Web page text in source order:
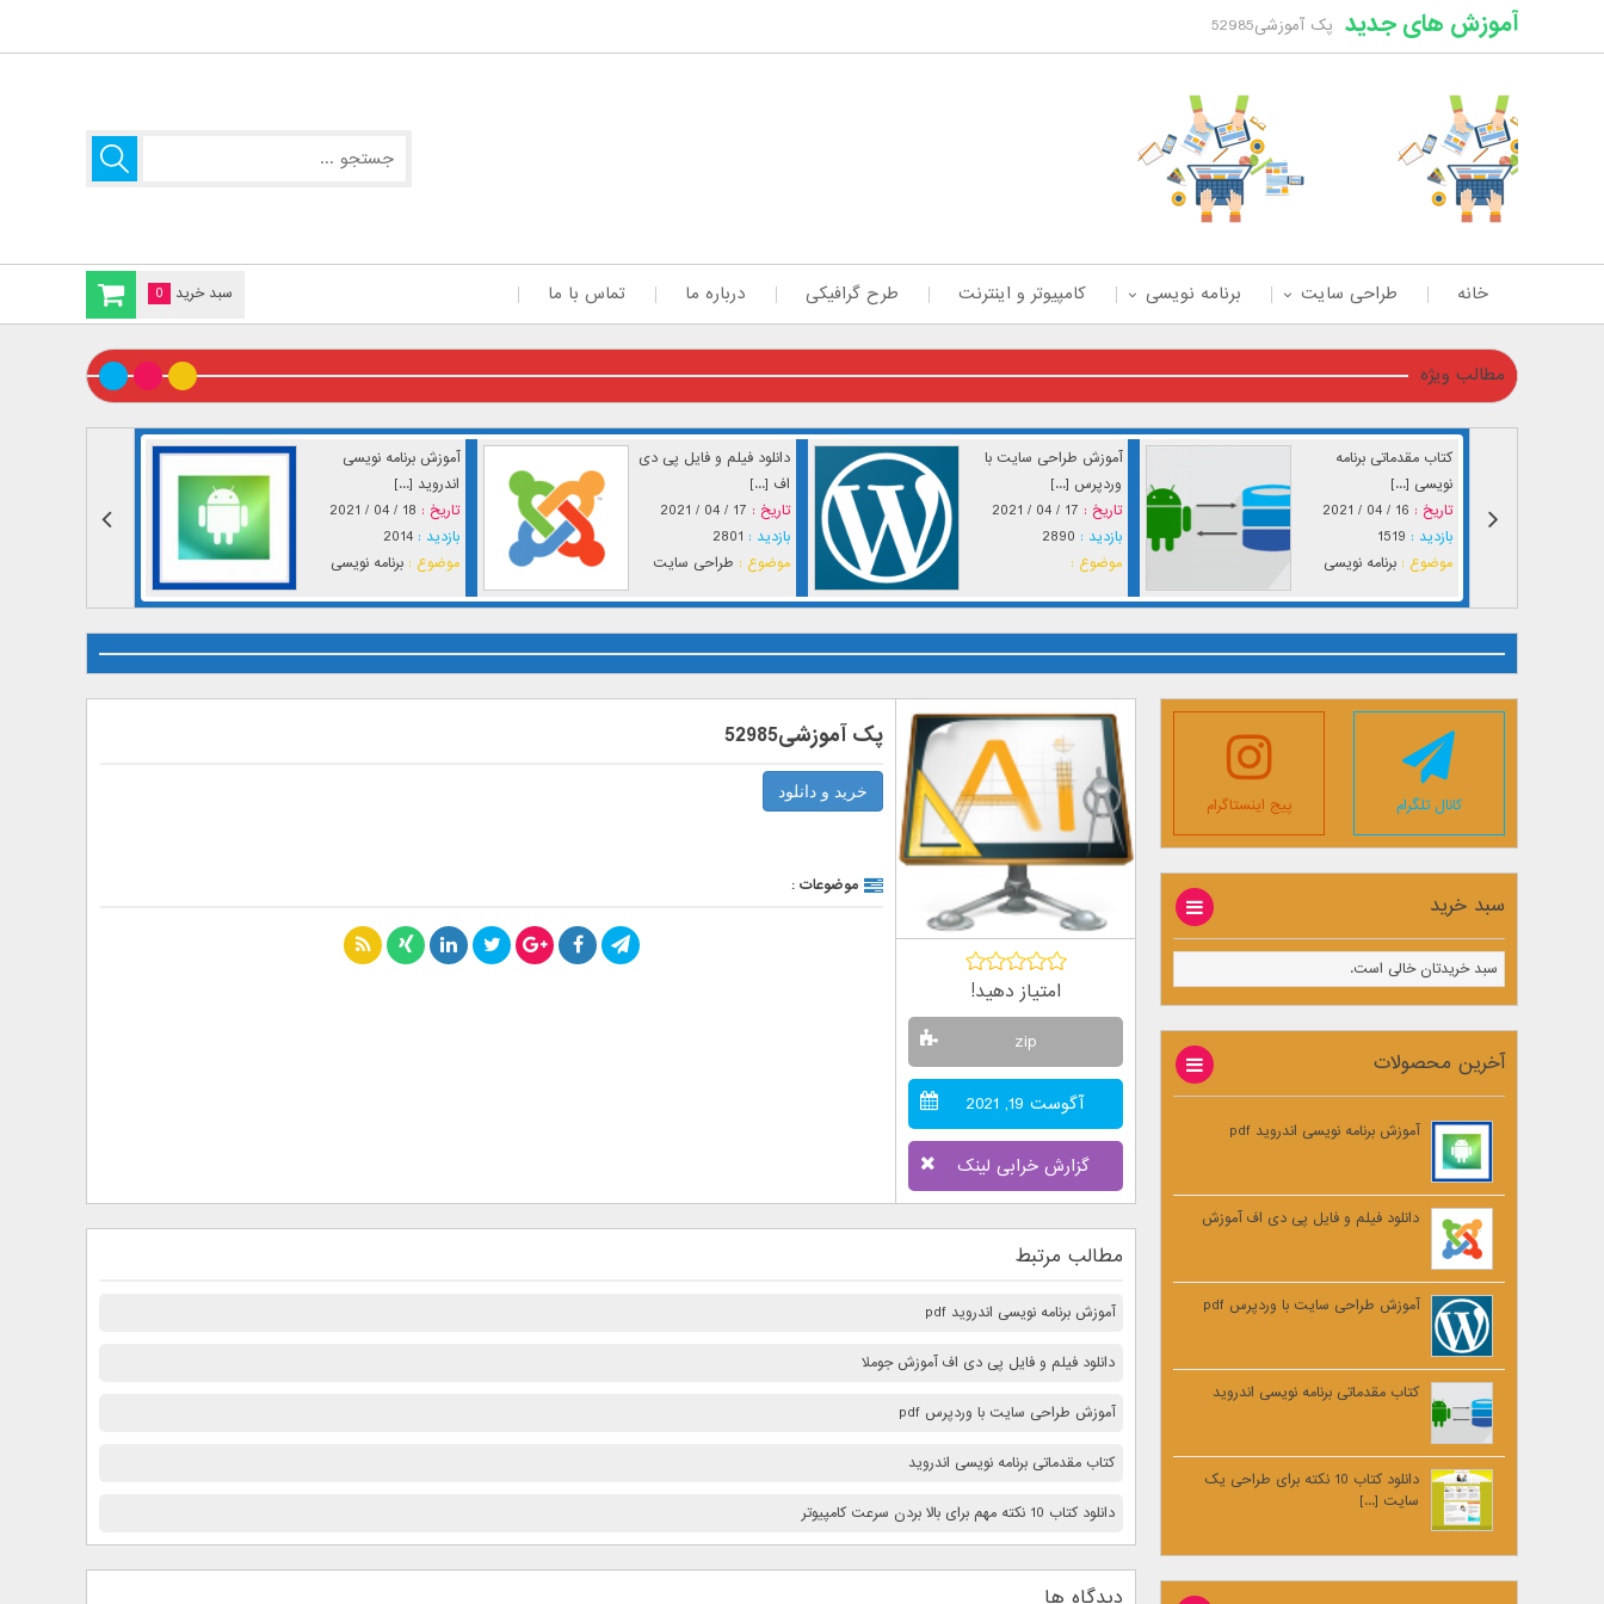
آموزش های جدید پک آموزشی52985
سبد خرید 0 خانه طراحی سایت برنامه نویسی کامپیوتر و اینترنت طرح گرافیکی درباره ما تماس با ما
مطالب ویژه
آموزش برنامه نویسی
اندروید [...]
تاریخ : 18 / 04 / 2021
بازدید :2014
موضوع :برنامه نویسی
دانلود فیلم و فایل پی دی
اف [...]
تاریخ : 17 / 04 / 2021
بازدید : 2801
موضوع : طراحی سایت
آموزش طراحی سایت با
وردپرس [...]
تاریخ : 17 / 04 / 2021
بازدید : 2890
موضوع :
کتاب مقدماتی برنامه
نویسی [...]
تاریخ : 16 / 04 / 2021
بازدید : 1519
موضوع : برنامه نویسی
امتیاز دهید!
zip
آگوست 19, 2021
گزارش خرابی لینک
پک آموزشی52985
خرید و دانلود
موضوعات :
مطالب مرتبط
آموزش برنامه نویسی اندروید pdf
دانلود فیلم و فایل پی دی اف آموزش جوملا
آموزش طراحی سایت با وردپرس pdf
کتاب مقدماتی برنامه نویسی اندروید
دانلود کتاب 10 نكته مهم برای بالا بردن سرعت كامپيوتر
دیدگاه ها
کانال تلگرام پیج اینستاگرام
سبد خرید
سبد خریدتان خالی است.
آخرین محصولات
آموزش برنامه نویسی اندروید pdf
دانلود فیلم و فایل پی دی اف آموزش
آموزش طراحی سایت با وردپرس pdf
کتاب مقدماتی برنامه نویسی اندروید
دانلود کتاب 10 نکته برای طراحی یک
سایت [...]